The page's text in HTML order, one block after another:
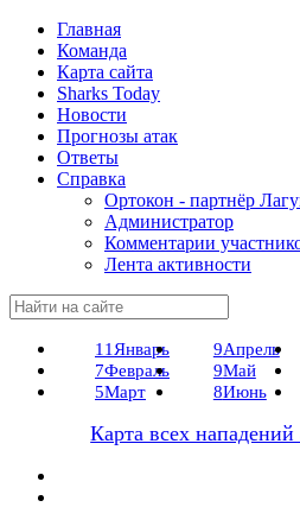
Главная
Команда
Карта сайта
Sharks Today
Новости
Прогнозы атак
Ответы
Справка
Ортокон - партнёр
Администратор
Комментарии
Лента активности
11 Январь
7Февраль
5Март
9Апрель
9Май
8Июнь
Карта всех